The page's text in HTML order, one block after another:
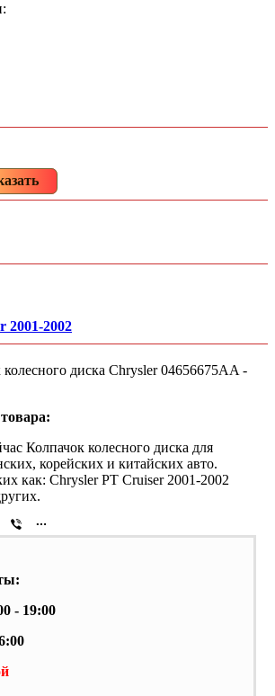
2001-2002
Колпачок колесного диска для
корейских и китайских авто.
как: Chrysler PT Cruiser 2001-2002
- 19:00